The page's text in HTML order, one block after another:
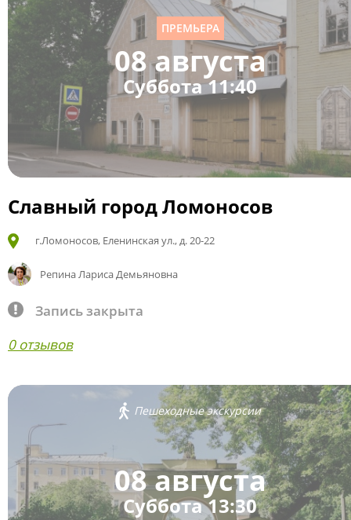
ПРЕМЬЕРА
08 августа
Суббота 11:40
Славный город Ломоносов
г.Ломоносов, Еленинская ул., д. 20-22
Репина Лариса Демьяновна
Запись закрыта
0 отзывов
Пешеходные экскурсии
08 августа
Суббота 13:30